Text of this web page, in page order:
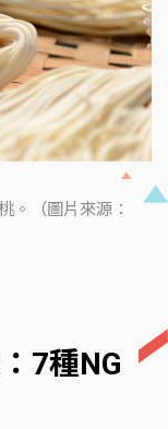
。（圖片來源：
7種NG